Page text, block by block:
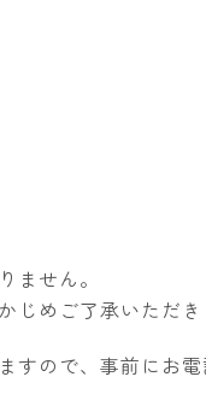
せん。
めご了承いただき
すので、事前にお